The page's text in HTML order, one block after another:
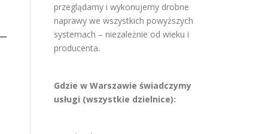
przeglądamy i wykonujemy drobne
naprawy we wszystkich powyższych
systemach – niezależnie od wieku i
producenta.
Gdzie w Warszawie świadczymy
usługi (wszystkie dzielnice):